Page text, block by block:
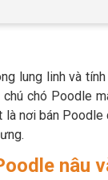
lung linh và
chó Poodle
là nơi bán
nâu